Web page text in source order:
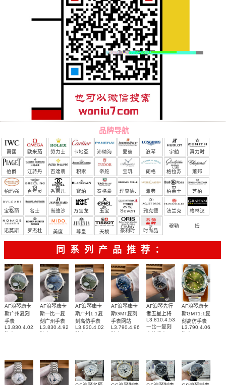
品牌导航
萬國 欧米茄 勞力士 卡地亞 沛納海 愛彼 浪琴 宇舶
（恒
宝）
真力时
伯爵 江詩丹
頓
百達翡
麗
积家 帝舵 宝玑 朗格 格拉苏
蒂
蕭邦
帕玛强
尼
百年灵 香奈儿 寶珀 泰格豪
雅
理查德.
米勒
雅典 柏莱士 芝柏
宝格丽 名士 尚维沙 万宝龙 玉宝 Seven
Friday
雅克德
罗
法兰克
穆勒
格林汉
姆
诺莫斯
罗杰杜 美度 尊皇 天梭 豪利时 时尚品
牌/原单
同系列产品推荐：
AF浪琴康卡
斯广州复刻
手表
L3.830.4.02.9
AF浪琴康卡
斯一比一复
刻广州手表
L3.830.4.92.6
AF浪琴康卡
斯广州1:1复
刻高仿手表
L3.830.4.02.6
AF浪琴康卡
斯GMT复刻
手表网站
L3.790.4.96.9
AF浪琴先行
者五星上将
L3.810.4.53.0
一比一复刻
AF浪琴康卡
斯GMT1:1复
刻高仿手表
L3.790.4.06.6